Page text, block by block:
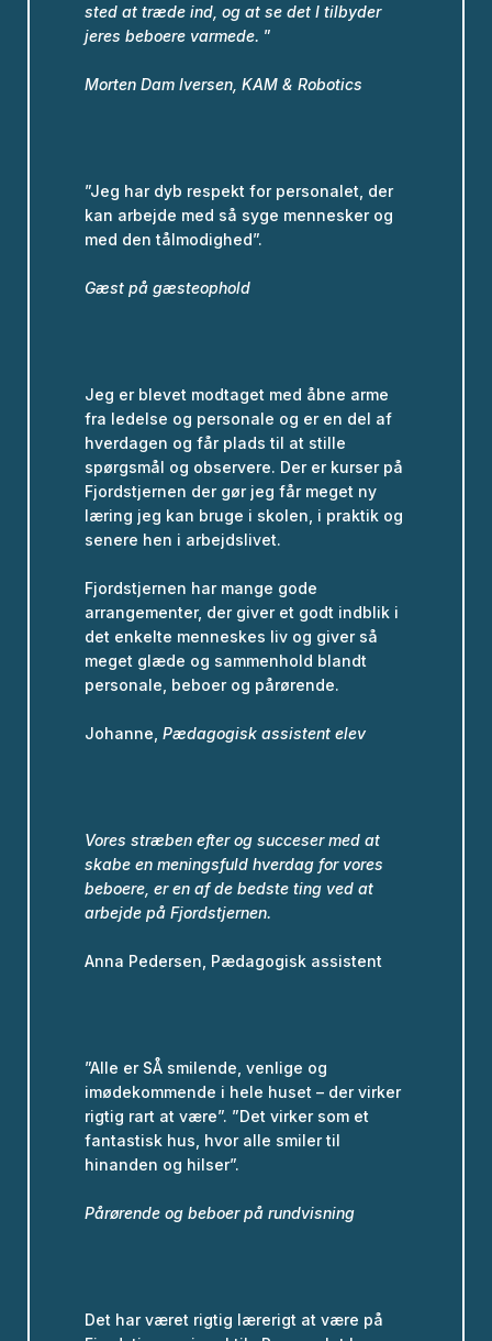
sted at træde ind, og at se det I tilbyder
jeres beboere varmede. ”
Morten Dam Iversen, KAM & Robotics
”Jeg har dyb respekt for personalet, der
kan arbejde med så syge mennesker og
med den tålmodighed”.
Gæst på gæsteophold
Jeg er blevet modtaget med åbne arme
fra ledelse og personale og er en del af
hverdagen og får plads til at stille
spørgsmål og observere. Der er kurser på
Fjordstjernen der gør jeg får meget ny
læring jeg kan bruge i skolen, i praktik og
senere hen i arbejdslivet.
Fjordstjernen har mange gode
arrangementer, der giver et godt indblik i
det enkelte menneskes liv og giver så
meget glæde og sammenhold blandt
personale, beboer og pårørende.
Johanne, Pædagogisk assistent elev
Vores stræben efter og succeser med at
skabe en meningsfuld hverdag for vores
beboere, er en af de bedste ting ved at
arbejde på Fjordstjernen.
Anna Pedersen, Pædagogisk assistent
”Alle er SÅ smilende, venlige og
imødekommende i hele huset – der virker
rigtig rart at være”. ”Det virker som et
fantastisk hus, hvor alle smiler til
hinanden og hilser”.
Pårørende og beboer på rundvisning
Det har været rigtig lærerigt at være på